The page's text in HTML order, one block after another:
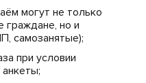
могут не только
но и
самозанятые);
при условии